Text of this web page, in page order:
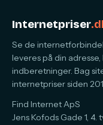
Internetpriser
Se de
leveres på din
indberetninger. Bag
internetpriser siden
Find Internet ApS
Jens Kofods Gade 1, 4.